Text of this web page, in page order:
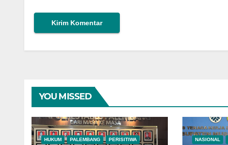
YOU MISSED
HUKUM PALEMBANG PERISITIWA NASIONAL